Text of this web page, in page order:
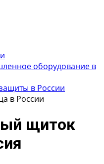
оборудование в
в России
в России
щиток